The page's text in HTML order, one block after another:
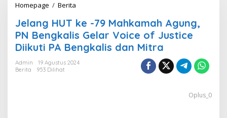
Homepage / Berita
l
a
n
g
H
Jelang HUT ke -79 Mahkamah Agung,
PN Bengkalis Gelar Voice of Justice
Diikuti PA Bengkalis dan Mitra
Admin
19 Agustus 2024
Berita
953 Dilihat
Oplus_0